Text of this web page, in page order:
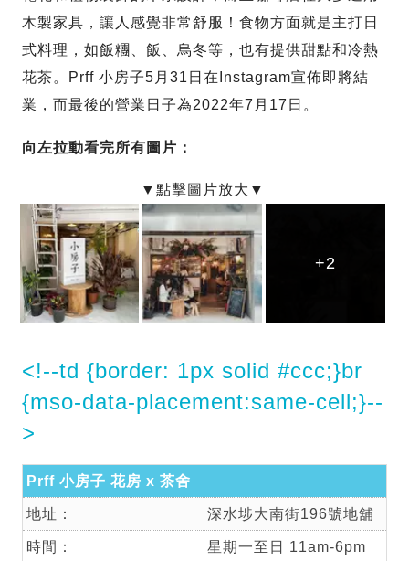
木製家具，讓人感覺非常舒服！食物方面就是主打日
式料理，如飯糰、飯、烏冬等，也有提供甜點和冷熱
花茶。Prff 小房子5月31日在Instagram宣佈即將結
業，而最後的營業日子為2022年7月17日。
向左拉動看完所有圖片：
+2
+2
+2
<!--td {border: 1px solid #ccc;}br
{mso-data-placement:same-cell;}--
>
Prff 小房子 花房 x 茶舍
地址： 深水埗大南街196號地舖
時間： 星期一至日 11am-6pm